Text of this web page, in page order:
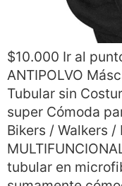
$10.000 Ir al
ANTIPOLVO
Tubular sin
super Cómoda
Bikers / Walkers /
tubular en